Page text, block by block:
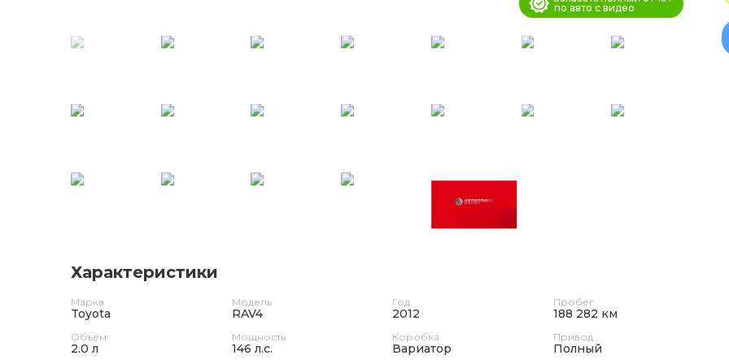
по авто с видео
Характеристики
Марка
Toyota
Модель
RAV4
Год
2012
Пробег
188 282 км
Объем
2.0 л
Мощность
146 л.с.
Коробка
Вариатор
Привод
Полный